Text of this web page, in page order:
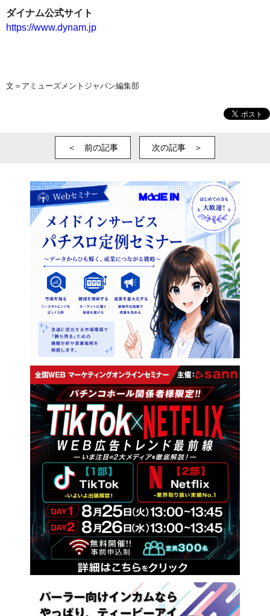
ダイナム公式サイト
https://www.dynam.jp
文＝アミューズメントジャパン編集部
＜ 前の記事 次の記事 ＞